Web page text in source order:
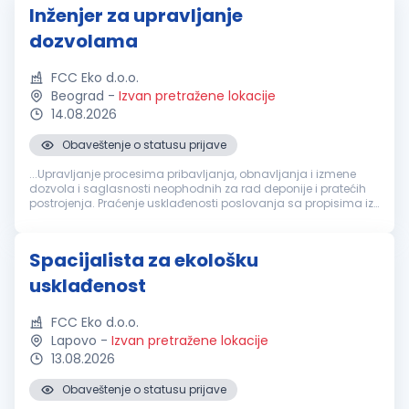
Inženjer za upravljanje
dozvolama
FCC Eko d.o.o.
Beograd - Izvan pretražene lokacije
14.08.2026
Obaveštenje o statusu prijave
...Upravljanje procesima pribavljanja, obnavljanja i izmene
dozvola i saglasnosti neophodnih za rad deponije i pratećih
postrojenja. Praćenje usklađenosti poslovanja sa propisima iz
Spacijalista za ekološku
usklađenost
FCC Eko d.o.o.
Lapovo - Izvan pretražene lokacije
13.08.2026
Obaveštenje o statusu prijave